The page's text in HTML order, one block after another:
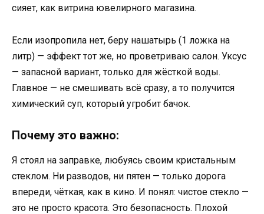
сияет, как витрина ювелирного магазина.
Если изопропила нет, беру нашатырь (1 ложка на
литр) — эффект тот же, но проветриваю салон. Уксус
— запасной вариант, только для жёсткой воды.
Главное — не смешивать всё сразу, а то получится
химический суп, который угробит бачок.
Почему это важно:
Я стоял на заправке, любуясь своим кристальным
стеклом. Ни разводов, ни пятен — только дорога
впереди, чёткая, как в кино. И понял: чистое стекло —
это не просто красота. Это безопасность. Плохой